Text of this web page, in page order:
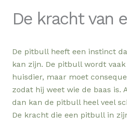
De kracht van
De pitbull heeft een instinct
kan zijn. De pitbull wordt
huisdier, maar moet
zodat hij weet wie de baas is.
dan kan de pitbull heel veel
De kracht die een pitbull in